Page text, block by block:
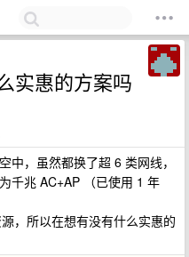
实惠的方案吗
中，虽然都换了超 6 类网线，
千兆 AC+AP （已使用 1 年
，所以在想有没有什么实惠的